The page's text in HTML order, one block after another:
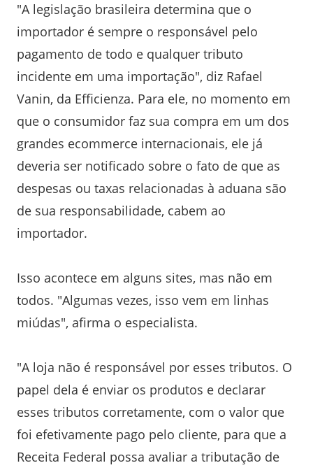
"A legislação brasileira determina que o
importador é sempre o responsável pelo
pagamento de todo e qualquer tributo
incidente em uma importação", diz Rafael
Vanin, da Efficienza. Para ele, no momento em
que o consumidor faz sua compra em um dos
grandes ecommerce internacionais, ele já
deveria ser notificado sobre o fato de que as
despesas ou taxas relacionadas à aduana são
de sua responsabilidade, cabem ao
importador.
Isso acontece em alguns sites, mas não em
todos. "Algumas vezes, isso vem em linhas
miúdas", afirma o especialista.
"A loja não é responsável por esses tributos. O
papel dela é enviar os produtos e declarar
esses tributos corretamente, com o valor que
foi efetivamente pago pelo cliente, para que a
Receita Federal possa avaliar a tributação de